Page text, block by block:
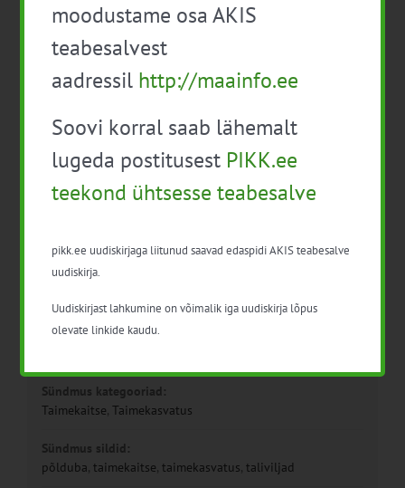
Rannaniidu väärtuste
hindamise õppepäev
Kuupäev:
Aeg:
Sündmus kategooriad:
Taimekaitse, Taimekasvatus
Sündmus sildid:
põlduba, taimekaitse, taimekasvatus, taliviljad
moodustame osa AKIS
teabesalvest
aadressil http://maainfo.ee
Soovi korral saab lähemalt
lugeda postitusest PIKK.ee
teekond ühtsesse teabesalve
pikk.ee uudiskirjaga liitunud saavad edaspidi AKIS teabesalve
uudiskirja.
Uudiskirjast lahkumine on võimalik iga uudiskirja lõpus
olevate linkide kaudu.